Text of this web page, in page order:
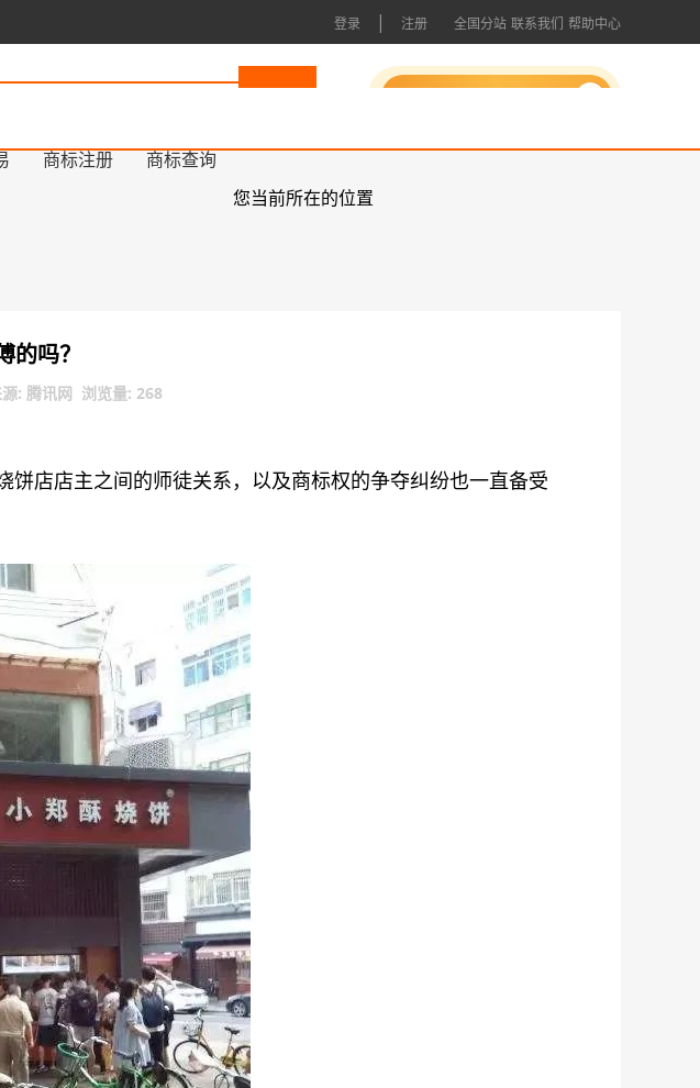
登录 | 注册 全国分站 联系我们 帮助中心
商标注册 商标查询
您当前所在的位置
的吗？
: 腾讯网 浏览量: 268
店店主之间的师徒关系，以及商标权的争夺纠纷也一直备受